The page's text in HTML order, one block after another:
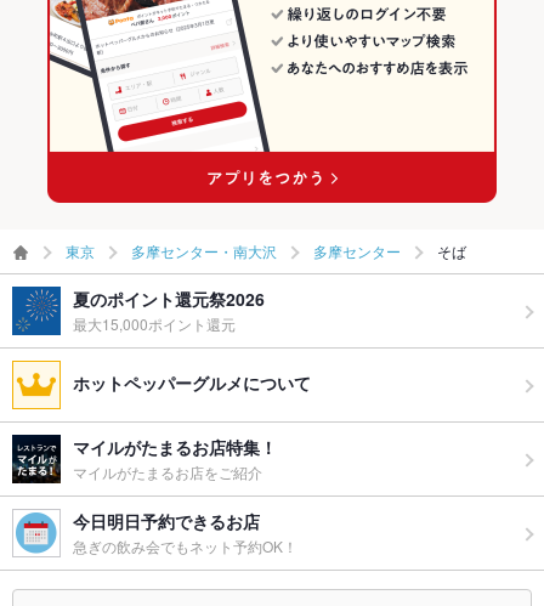
東京 多摩センター・南大沢 多摩センター そば
夏のポイント還元祭2026
最大15,000ポイント還元
ホットペッパーグルメについて
マイルがたまるお店特集！
マイルがたまるお店をご紹介
今日明日予約できるお店
急ぎの飲み会でもネット予約OK！